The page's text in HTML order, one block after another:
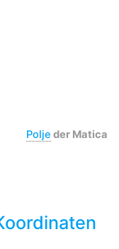
Polje der Matica